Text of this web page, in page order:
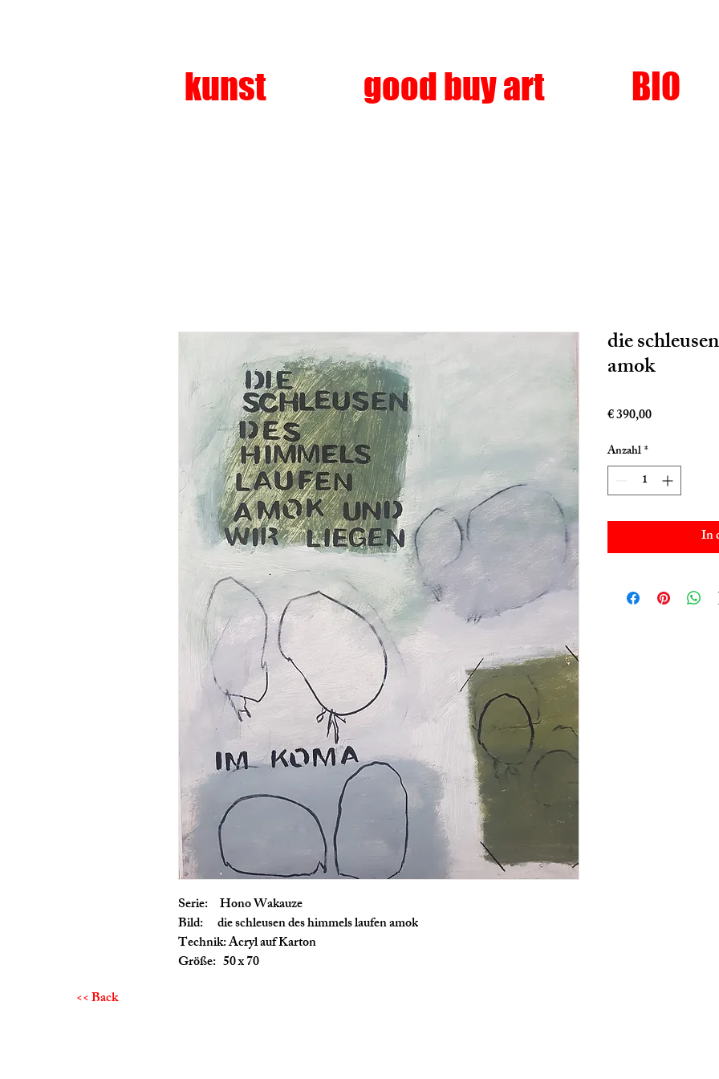
kunst good buy art BIO
Serie: Hono Wakauze
Bild: die schleusen des himmels laufen amok
Technik: Acryl auf Karton
Größe: 50 x 70
die
amok
€ 390,00Preis
Anzahl*
In
<< Back